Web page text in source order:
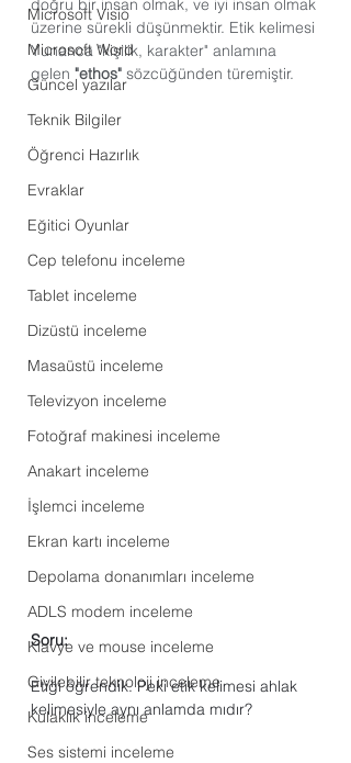
Microsoft Visio
Microsoft Word
Güncel yazılar
Teknik Bilgiler
Öğrenci Hazırlık
Evraklar
Eğitici Oyunlar
Cep telefonu inceleme
Tablet inceleme
Dizüstü inceleme
Masaüstü inceleme
Televizyon inceleme
Fotoğraf makinesi inceleme
Anakart inceleme
İşlemci inceleme
Ekran kartı inceleme
Depolama donanımları inceleme
ADLS modem inceleme
Klavye ve mouse inceleme
Giyilebilir teknoloji inceleme
Kulaklık inceleme
Ses sistemi inceleme
doğru bir insan olmak, ve iyi insan olmak
üzerine sürekli düşünmektir. Etik kelimesi
Yunanca "kişilik, karakter" anlamına
gelen "ethos" sözcüğünden türemiştir.
Soru:
Etiği öğrendik. Peki etik kelimesi ahlak
kelimesiyle aynı anlamda mıdır?